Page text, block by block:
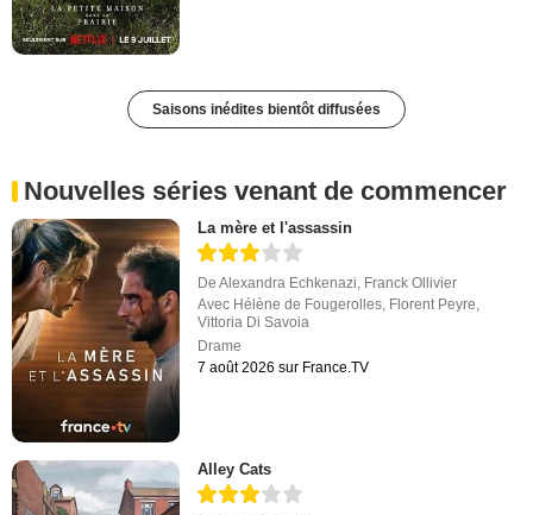
Saisons inédites bientôt diffusées
Nouvelles séries venant de commencer
La mère et l'assassin
DeAlexandra Echkenazi, Franck Ollivier
Avec Hélène de Fougerolles, Florent Peyre,
Vittoria Di Savoia
Drame
7 août 2026 sur France.TV
Alley Cats